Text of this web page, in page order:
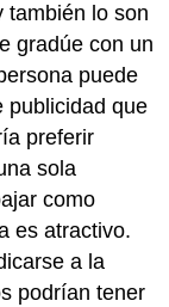
también lo son
gradúe con un
puede
publicidad que
preferir
sola
como
es atractivo.
a la
podrían tener